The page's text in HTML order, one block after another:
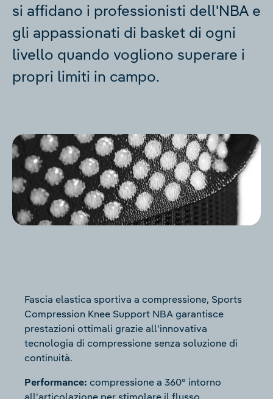
si affidano i professionisti dell'NBA e
gli appassionati di basket di ogni
livello quando vogliono superare i
propri limiti in campo.
Fascia elastica sportiva a compressione, Sports
Compression Knee Support NBA garantisce
prestazioni ottimali grazie all'innovativa
tecnologia di compressione senza soluzione di
continuità.
Performance: compressione a 360° intorno